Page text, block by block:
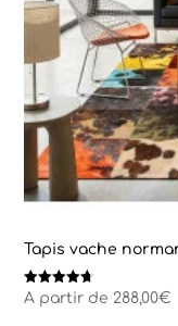
Tapis vache
Note
4.67
A partir de 288,00€